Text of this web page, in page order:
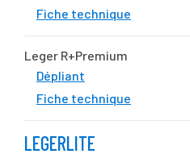
Fiche technique
Leger R+Premium
Dépliant
Fiche technique
LEGERLITE